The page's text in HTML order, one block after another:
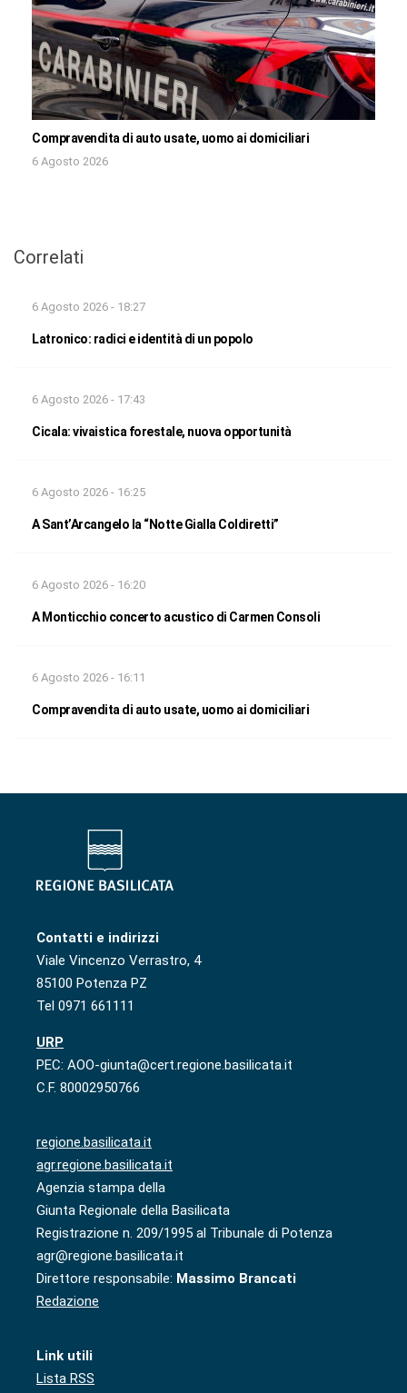
Compravendita di auto usate, uomo ai domiciliari
6 Agosto 2026
Correlati
6 Agosto 2026 - 18:27
Latronico: radici e identità di un popolo
6 Agosto 2026 - 17:43
Cicala: vivaistica forestale, nuova opportunità
6 Agosto 2026 - 16:25
A Sant’Arcangelo la “Notte Gialla Coldiretti”
6 Agosto 2026 - 16:20
A Monticchio concerto acustico di Carmen Consoli
6 Agosto 2026 - 16:11
Compravendita di auto usate, uomo ai domiciliari
Contatti e indirizzi
Viale Vincenzo Verrastro, 4
85100 Potenza PZ
Tel 0971 661111
URP
PEC: AOO-giunta@cert.regione.basilicata.it
C.F. 80002950766
regione.basilicata.it
agr.regione.basilicata.it
Agenzia stampa della
Giunta Regionale della Basilicata
Registrazione n. 209/1995 al Tribunale di Potenza
agr@regione.basilicata.it
Direttore responsabile: Massimo Brancati
Redazione
Link utili
Lista RSS